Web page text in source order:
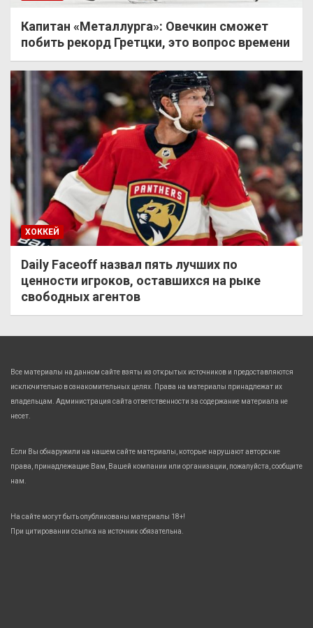
Капитан «Металлурга»: Овечкин сможет
побить рекорд Гретцки, это вопрос времени
ХОККЕЙ
Daily Faceoff назвал пять лучших по
ценности игроков, оставшихся на рыке
свободных агентов
Все материалы на данном сайте взяты из открытых источников и предоставляются
исключительно в ознакомительных целях. Права на материалы принадлежат их
владельцам. Администрация сайта ответственности за содержание материала не
несет.
Если Вы обнаружили на нашем сайте материалы, которые нарушают авторские
права, принадлежащие Вам, Вашей компании или организации, пожалуйста, сообщите
нам.
На сайте могут быть опубликованы материалы 18+!
При цитировании ссылка на источник обязательна.